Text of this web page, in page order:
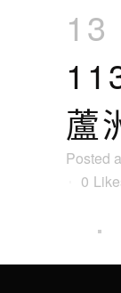
13
蘆
Posted
0